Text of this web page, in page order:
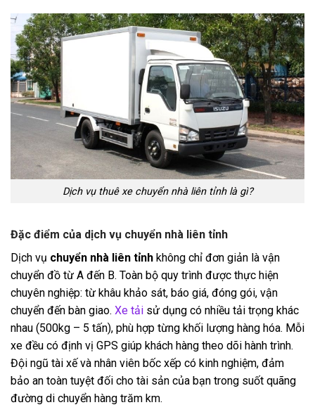
Dịch vụ thuê xe chuyển nhà liên tỉnh là gì?
Đặc điểm của dịch vụ chuyển nhà liên tỉnh
Dịch vụ chuyển nhà liên tỉnh không chỉ đơn giản là vận
chuyển đồ từ A đến B. Toàn bộ quy trình được thực hiện
chuyên nghiệp: từ khâu khảo sát, báo giá, đóng gói, vận
chuyển đến bàn giao. Xe tải sử dụng có nhiều tải trọng khác
nhau (500kg – 5 tấn), phù hợp từng khối lượng hàng hóa. Mỗi
xe đều có định vị GPS giúp khách hàng theo dõi hành trình.
Đội ngũ tài xế và nhân viên bốc xếp có kinh nghiệm, đảm
bảo an toàn tuyệt đối cho tài sản của bạn trong suốt quãng
đường di chuyển hàng trăm km.